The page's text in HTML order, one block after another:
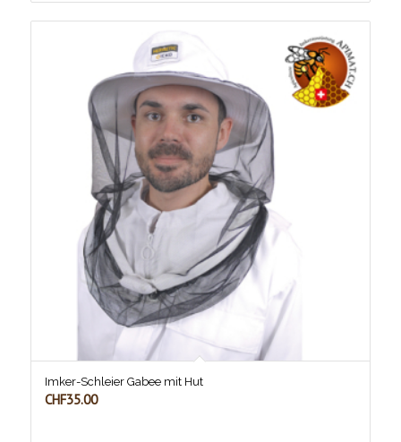
Imker-Schleier Gabee mit Hut
CHF35.00